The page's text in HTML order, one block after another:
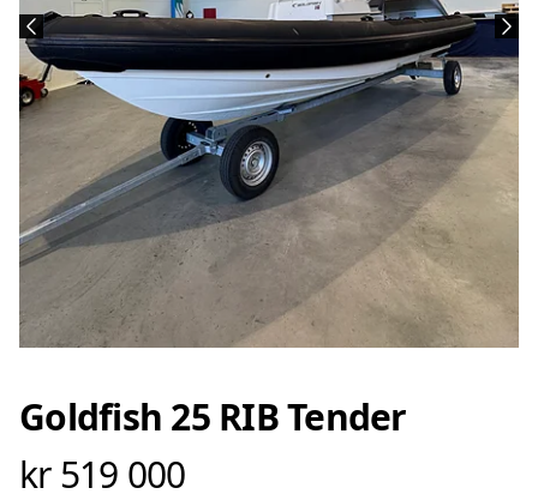
Goldfish 25 RIB Tender
kr 519 000